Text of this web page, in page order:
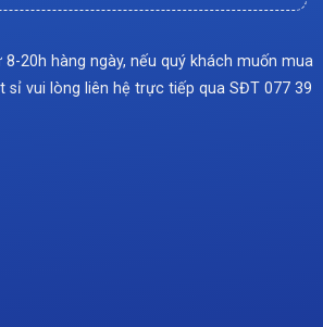
20h hàng ngày, nếu quý khách muốn mua
sỉ vui lòng liên hệ trực tiếp qua SĐT 077 39